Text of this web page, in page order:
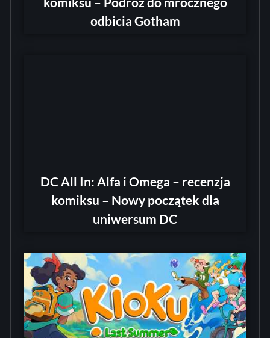
odbicia Gotham
DC All In: Alfa i Omega – recenzja
komiksu – Nowy początek dla
uniwersum DC